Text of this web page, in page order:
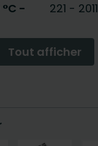
-
221 - 2011
Tout afficher